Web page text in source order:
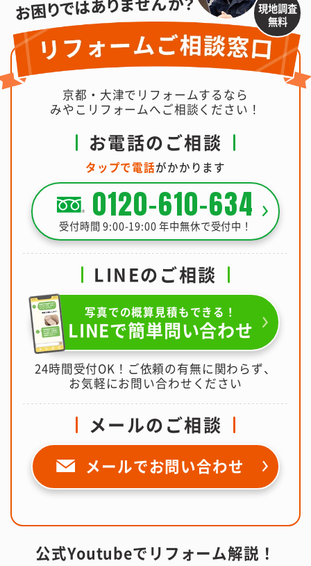
現地調査
無料
京都・大津でリフォームするなら
みやこリフォームへご相談ください！
お電話のご相談
タップで電話がかかります
0120-610-634
受付時間 9:00-19:00 年中無休で受付中！
LINEのご相談
写真での概算見積もできる！
LINEで簡単問い合わせ
24時間受付OK！ご依頼の有無に関わらず、
お気軽にお問い合わせください
メールのご相談
メールでお問い合わせ
公式Youtubeでリフォーム解説！